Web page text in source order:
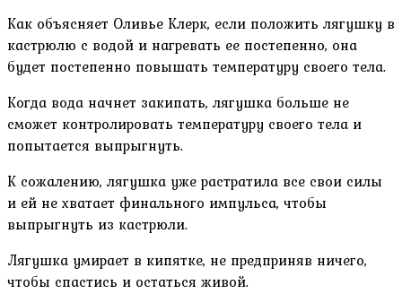
Как объясняет Оливье Клерк, если положить лягушку в
кастрюлю с водой и нагревать ее постепенно, она
будет постепенно повышать температуру своего тела.
Когда вода начнет закипать, лягушка больше не
сможет контролировать температуру своего тела и
попытается выпрыгнуть.
К сожалению, лягушка уже растратила все свои силы
и ей не хватает финального импульса, чтобы
выпрыгнуть из кастрюли.
Лягушка умирает в кипятке, не предприняв ничего,
чтобы спастись и остаться живой.